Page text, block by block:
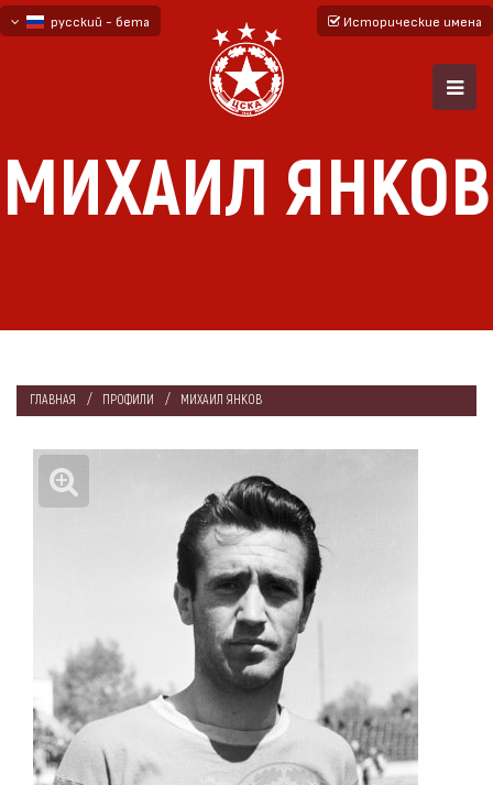
русский - бета
Исторические имена
МИХАИЛ ЯНКОВ
ГЛАВНАЯ ПРОФИЛИ МИХАИЛ ЯНКОВ